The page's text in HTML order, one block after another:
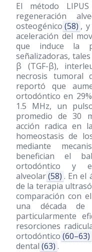
El método
regeneración
osteogénico (58) ,
aceleración del
que induce la
señalizadoras,
β (TGF-β),
necrosis tumoral
reportó que
ortodóntico en
1.5 MHz, un
promedio de 30
acción radica en
homeostasis de
mediante
benefician el
ortodóntico y
alveolar(58) . En el
de la terapia
comparación con
una década
particularmente
resorciones
ortodóntico (60–63)
dental (63) .